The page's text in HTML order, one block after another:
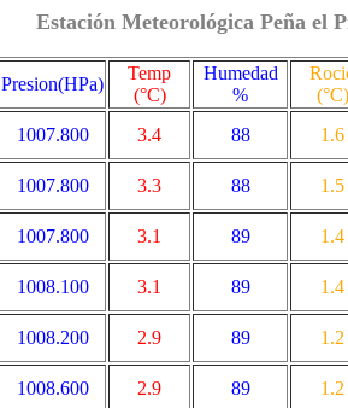
Estación Meteorológica Peña el
Presion(HPa)
Temp
(°C)
Humedad
%
(°C)
1007.800 3.4 88
1.6
1007.800 3.3 88
1.5
1007.800 3.1 89
1.4
1008.100 3.1 89
1.4
1008.200 2.9 89
1.2
1008.600 2.9 89
1.2